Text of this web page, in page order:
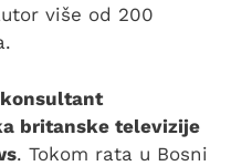
više od 200
britanske televizije
. Tokom rata u Bosni